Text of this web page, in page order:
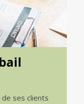
de ses clients